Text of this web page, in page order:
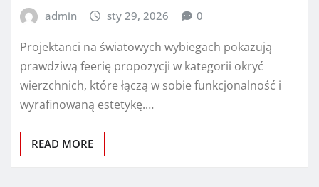
admin sty 29, 2026 0
Projektanci na światowych wybiegach pokazują
prawdziwą feerię propozycji w kategorii okryć
wierzchnich, które łączą w sobie funkcjonalność i
wyrafinowaną estetykę.…
READ MORE